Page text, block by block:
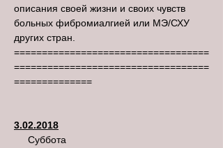
описания своей жизни и своих чувств
больных фибромиалгией или МЭ/СХУ
других стран.
===================================
===================================
==============
3.02.2018
Суббота